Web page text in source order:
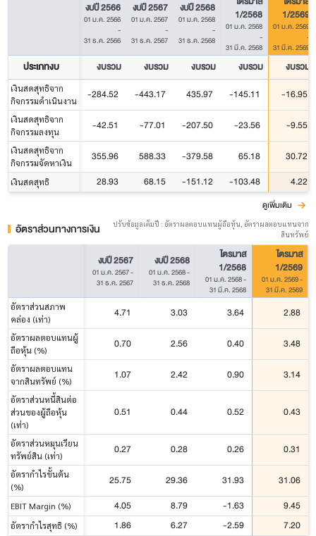
งบปี 2566
01 ม.ค. 2566
-
31 ธ.ค. 2566
งบปี 2567
01 ม.ค. 2567
-
31 ธ.ค. 2567
งบปี 2568
01 ม.ค. 2568
-
31 ธ.ค. 2568
1/2568
01 ม.ค. 2568
-
31 มี.ค. 2568
1/2569
01 ม.ค. 2569
-
31 มี.ค. 2569
ประเภทงบ งบรวม งบรวม งบรวม งบรวม งบรวม
เงินสดสุทธิจาก
กิจกรรมดำเนินงาน
-284.52 -443.17 435.97 -145.11 -16.95
เงินสดสุทธิจาก
กิจกรรมลงทุน
-42.51 -77.01 -207.50 -23.56 -9.55
เงินสดสุทธิจาก
กิจกรรมจัดหาเงิน
355.96 588.33 -379.58 65.18 30.72
เงินสดสุทธิ 28.93 68.15 -151.12 -103.48 4.22
ดูเพิ่มเติม
อัตราส่วนทางการเงิน
ปรับข้อมูลเต็มปี : อัตราผลตอบแทนผู้ถือหุ้น, อัตราผลตอบแทนจาก
สินทรัพย์
งบปี 2567
01 ม.ค. 2567-
31 ธ.ค. 2567
งบปี 2568
01 ม.ค. 2568-
31 ธ.ค. 2568
ไตรมาส
1/2568
01 ม.ค. 2568-
31 มี.ค. 2568
ไตรมาส
1/2569
01 ม.ค. 2569-
31 มี.ค. 2569
อัตราส่วนสภาพ
คล่อง (เท่า)
4.71 3.03 3.64 2.88
อัตราผลตอบแทนผู้
ถือหุ้น (%)
0.70 2.56 0.40 3.48
อัตราผลตอบแทน
จากสินทรัพย์ (%)
1.07 2.42 0.90 3.14
อัตราส่วนหนี้สินต่อ
ส่วนของผู้ถือหุ้น
(เท่า)
0.51 0.44 0.52 0.43
อัตราส่วนหมุนเวียน
ทรัพย์สิน (เท่า)
0.27 0.28 0.26 0.31
อัตรากำไรขั้นต้น
(%)
25.75 29.36 31.93 31.06
EBIT Margin (%) 4.05 8.79 -1.63 9.45
อัตรากำไรสุทธิ (%) 1.86 6.27 -2.59 7.20